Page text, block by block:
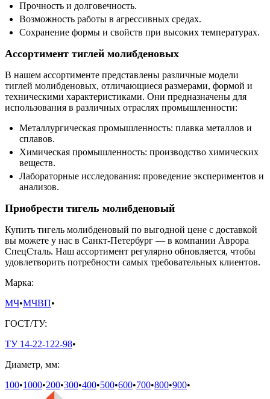
Прочность и долговечность.
Возможность работы в агрессивных средах.
Сохранение формы и свойств при высоких температурах.
Ассортимент тиглей молибденовых
В нашем ассортименте представлены различные модели
тиглей молибденовых, отличающиеся размерами, формой и
техническими характеристиками. Они предназначены для
использования в различных отраслях промышленности:
Металлургическая промышленность: плавка металлов и
сплавов.
Химическая промышленность: производство химических
веществ.
Лабораторные исследования: проведение экспериментов и
анализов.
Приобрести тигель молибденовый
Купить тигель молибденовый по выгодной цене с доставкой
вы можете у нас в Санкт-Петербург — в компании Аврора
СпецСталь. Наш ассортимент регулярно обновляется, чтобы
удовлетворить потребности самых требовательных клиентов.
Марка:
МЧ•МЧВП•
ГОСТ/ТУ:
ТУ 14-22-122-98•
Диаметр, мм:
100•1000•200•300•400•500•600•700•800•900•